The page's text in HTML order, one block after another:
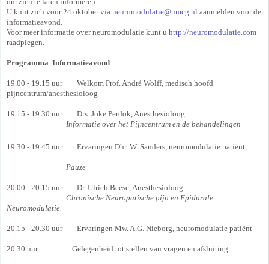
U kunt zich voor 24 oktober via neuromodulatie@umcg.nl aanmelden voor de
informatieavond.
Voor meer informatie over neuromodulatie kunt u http://neuromodulatie.com
raadplegen.
Programma Informatieavond
19.00 - 19.15 uur Welkom Prof. André Wolff, medisch hoofd
pijncentrum/anesthesioloog
19.15 - 19.30 uur Drs. Joke Perdok, Anesthesioloog
Informatie over het Pijncentrum en de behandelingen
19.30 - 19.45 uur Ervaringen Dhr. W. Sanders, neuromodulatie patiënt
Pauze
20.00 - 20.15 uur Dr. Ulrich Beese, Anesthesioloog
Chronische Neuropatische pijn en Epidurale
Neuromodulatie.
20.15 - 20.30 uur Ervaringen Mw. A.G. Nieborg, neuromodulatie patiënt
20.30 uur Gelegenheid tot stellen van vragen en afsluiting